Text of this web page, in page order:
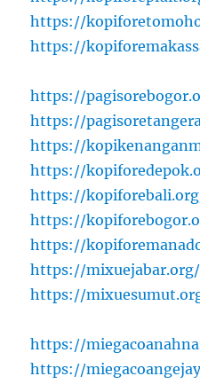
https://
https://
https://
https://
https://
https://
https://
https://
https://
https://mixuejabar.org/
https://
https://
https://